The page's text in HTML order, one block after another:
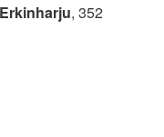
, 352